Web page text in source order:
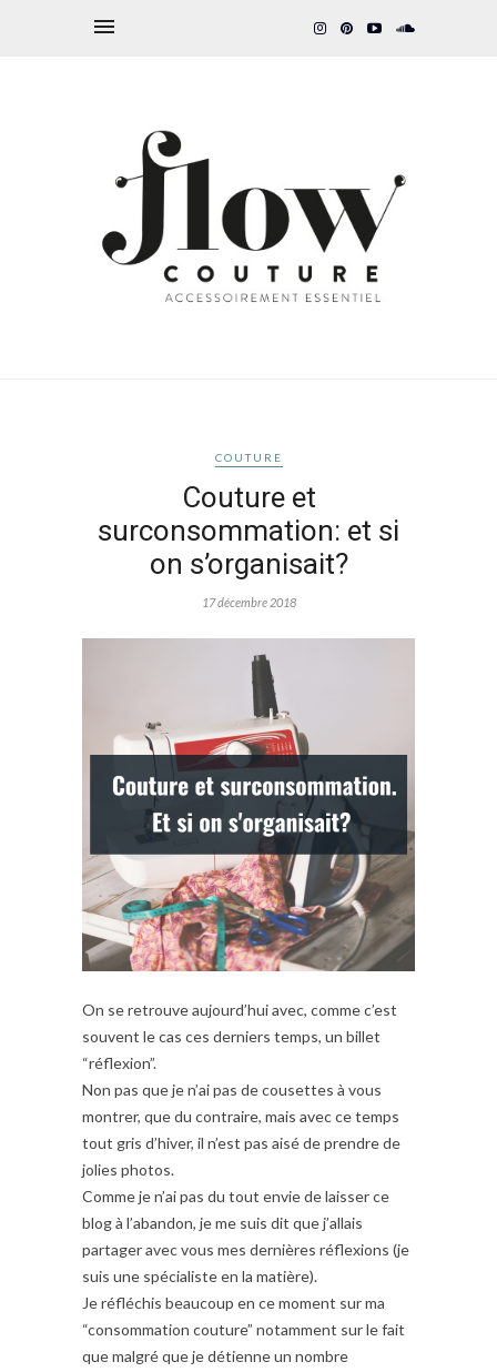
COUTURE
Couture et
surconsommation: et si
on s’organisait?
17 décembre 2018
On se retrouve aujourd’hui avec, comme c’est
souvent le cas ces derniers temps, un billet
“réflexion”.
Non pas que je n’ai pas de cousettes à vous
montrer, que du contraire, mais avec ce temps
tout gris d’hiver, il n’est pas aisé de prendre de
jolies photos.
Comme je n’ai pas du tout envie de laisser ce
blog à l’abandon, je me suis dit que j’allais
partager avec vous mes dernières réflexions (je
suis une spécialiste en la matière).
Je réfléchis beaucoup en ce moment sur ma
“consommation couture” notamment sur le fait
que malgré que je détienne un nombre